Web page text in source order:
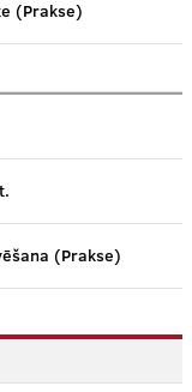
(Prakse)
(Prakse)